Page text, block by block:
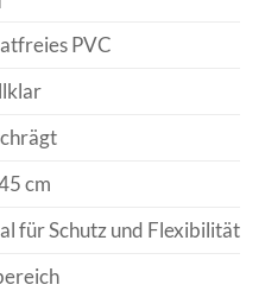
PVC
cm
für Schutz und Flexibilität